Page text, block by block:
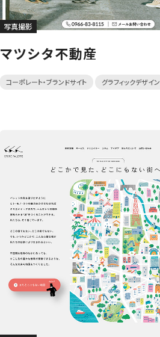
写真撮影
マツシタ不動産
コーポレート・ブランドサイト グラフィックデザイン